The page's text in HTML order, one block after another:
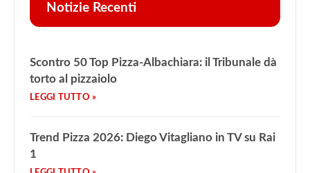
Notizie Recenti
Scontro 50 Top Pizza-Albachiara: il Tribunale dà
torto al pizzaiolo
Trend Pizza 2026: Diego Vitagliano in TV su Rai
1